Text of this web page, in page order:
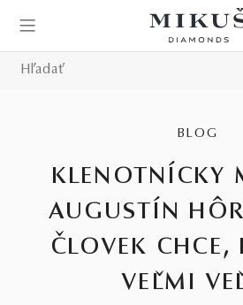
BLOG
KLENOTNÍCKY
AUGUSTÍN
ČLOVEK CHCE,
VEĽMI